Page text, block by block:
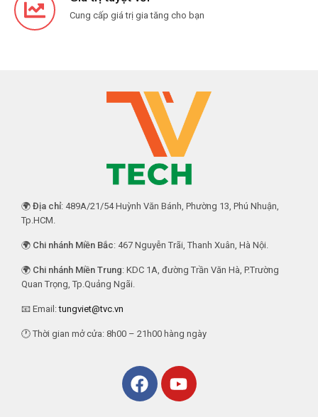
Cung cấp giá trị gia tăng cho bạn
🌍 Địa chỉ: 489A/21/54 Huỳnh Văn Bánh, Phường 13, Phú Nhuận,
Tp.HCM.
🌍 Chi nhánh Miền Bắc: 467 Nguyễn Trãi, Thanh Xuân, Hà Nội.
🌍 Chi nhánh Miền Trung: KDC 1A, đường Trần Văn Hà, P.Trường
Quan Trọng, Tp.Quảng Ngãi.
📧 Email:tungviet@tvc.vn
🕐 Thời gian mở cửa: 8h00 – 21h00 hàng ngày